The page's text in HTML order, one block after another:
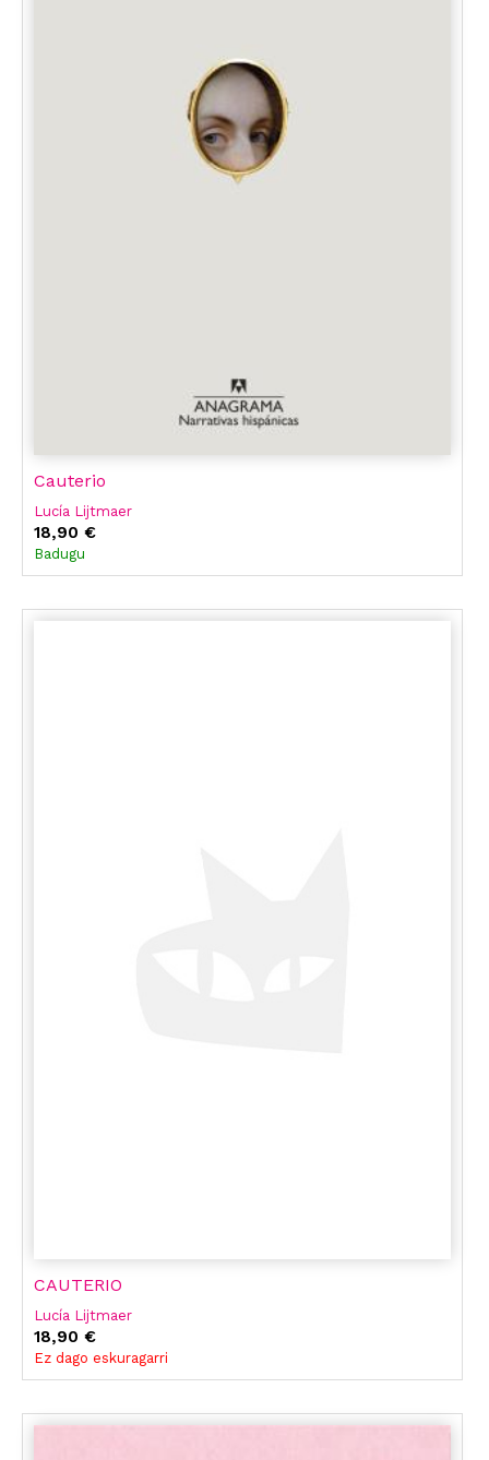
Cauterio
Lucía Lijtmaer
18,90 €
Badugu
CAUTERIO
Lucía Lijtmaer
18,90 €
Ez dago eskuragarri